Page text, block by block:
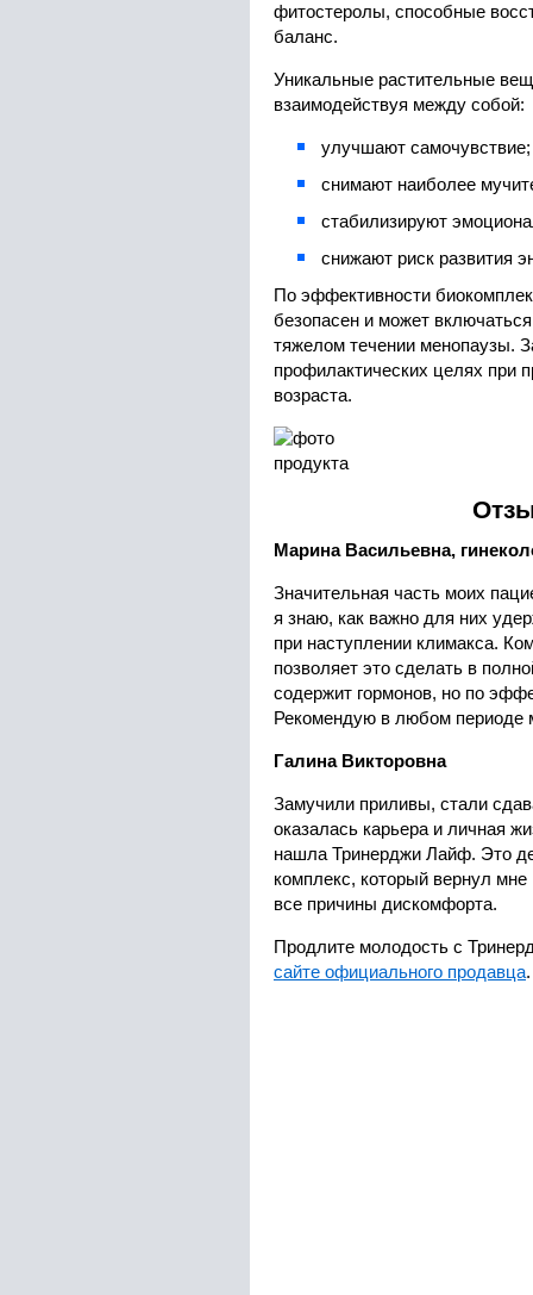
фитостеролы, способные
баланс.
Уникальные растительные
взаимодействуя между собой:
улучшают самочувствие;
снимают наиболее
стабилизируют
снижают риск развития
По эффективности
безопасен и может
тяжелом течении менопаузы.
профилактических целях при
возраста.
Марина Васильевна,
Значительная часть моих
я знаю, как важно для них
при наступлении климакса.
позволяет это сделать в
содержит гормонов, но по
Рекомендую в любом периоде
Галина Викторовна
Замучили приливы, стали
оказалась карьера и личная
нашла Тринерджи Лайф. Это
комплекс, который вернул мне
все причины дискомфорта.
Продлите молодость с
сайте официального продавца.